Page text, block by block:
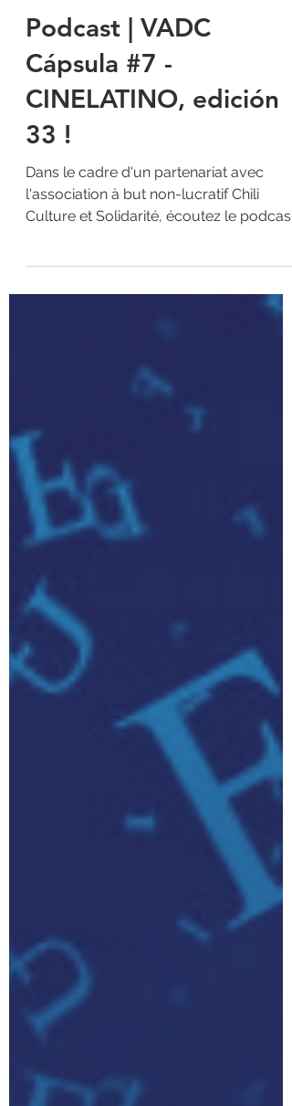
18 avr. 2021
1 min de lecture
Podcast | VADC
Cápsula #7 -
CINELATINO, edición
33 !
Dans le cadre d'un partenariat avec
l'association à but non-lucratif Chili